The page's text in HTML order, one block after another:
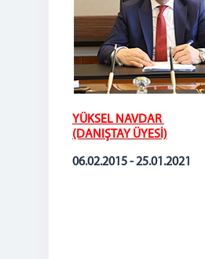
YÜKSEL NAVDAR
(DANIŞTAY ÜYESİ)
06.02.2015 - 25.01.2021